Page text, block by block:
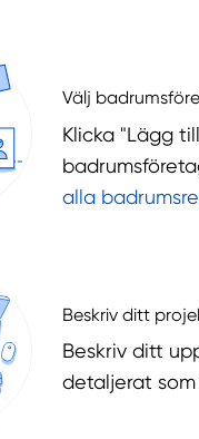
Välj
Klicka "Lägg
alla
Beskriv ditt
Beskriv ditt
detaljerat